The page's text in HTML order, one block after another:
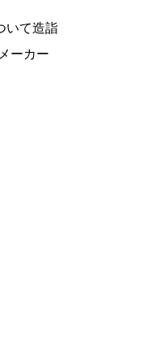
いて造詣
ーカー